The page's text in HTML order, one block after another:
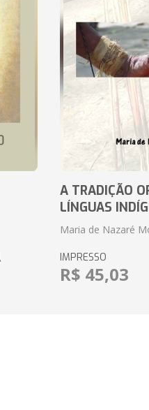
A TRADIÇÃO
LÍNGUAS
Maria de Nazaré
IMPRESSO
R$ 45,03